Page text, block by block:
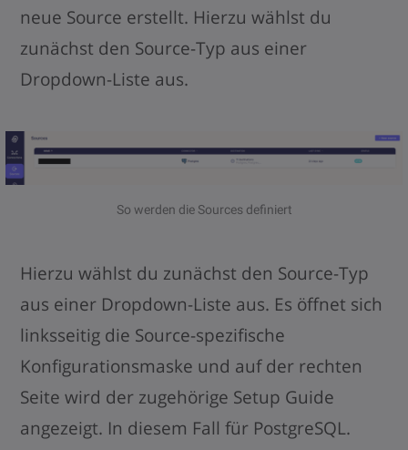
neue Source erstellt. Hierzu wählst du
zunächst den Source-Typ aus einer
Dropdown-Liste aus.
So werden die Sources definiert
Hierzu wählst du zunächst den Source-Typ
aus einer Dropdown-Liste aus. Es öffnet sich
linksseitig die Source-spezifische
Konfigurationsmaske und auf der rechten
Seite wird der zugehörige Setup Guide
angezeigt. In diesem Fall für PostgreSQL.